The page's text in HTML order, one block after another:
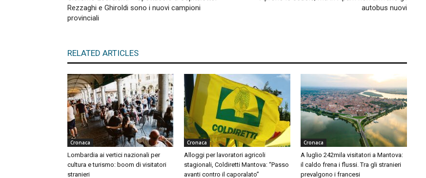
Rezzaghi e Ghiroldi sono i nuovi campioni
provinciali
autobus nuovi
RELATED ARTICLES
Cronaca
Lombardia ai vertici nazionali per
cultura e turismo: boom di visitatori
stranieri
Cronaca
Alloggi per lavoratori agricoli
stagionali, Coldiretti Mantova: “Passo
avanti contro il caporalato”
Cronaca
A luglio 242mila visitatori a Mantova:
il caldo frena i flussi. Tra gli stranieri
prevalgono i francesi